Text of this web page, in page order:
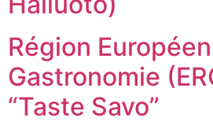
Région
Gastronomie
“Taste Savo”